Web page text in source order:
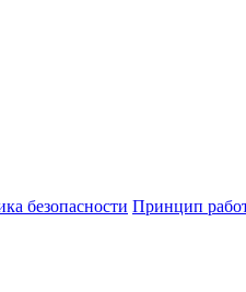
безопасности Принцип